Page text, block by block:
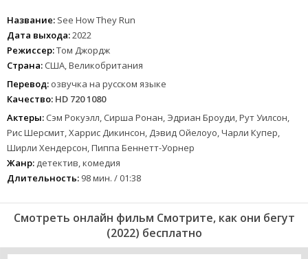
Название: See How They Run
Дата выхода:2022
Режиссер:Том Джордж
Страна: США, Великобритания
Перевод: озвучка на русском языке
Качество: HD 720 1080
Актеры: Сэм Рокуэлл, Сирша Ронан, Эдриан Броуди, Рут Уилсон,
Рис Шерсмит, Харрис Дикинсон, Дэвид Ойелоуо, Чарли Купер,
Ширли Хендерсон, Пиппа Беннетт-Уорнер
Жанр: детектив, комедия
Длительность: 98 мин. / 01:38
Смотреть онлайн фильм Смотрите, как они бегут
(2022) бесплатно